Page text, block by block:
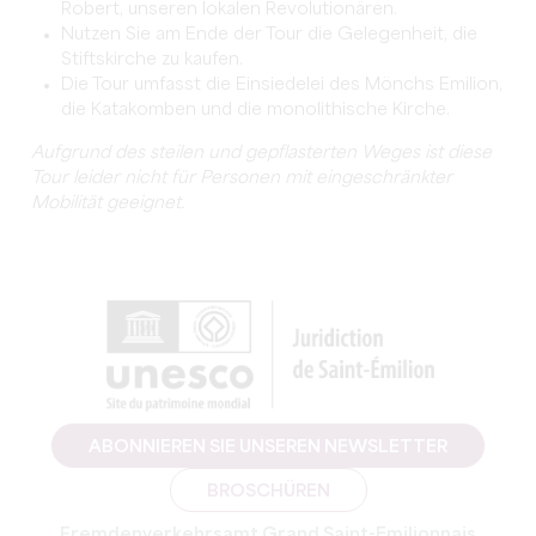
Robert, unseren lokalen Revolutionären.
Nutzen Sie am Ende der Tour die Gelegenheit, die
Stiftskirche zu kaufen.
Die Tour umfasst die Einsiedelei des Mönchs Emilion,
die Katakomben und die monolithische Kirche.
Aufgrund des steilen und gepflasterten Weges ist diese
Tour leider nicht für Personen mit eingeschränkter
Mobilität geeignet.